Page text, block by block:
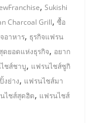
,Sukishi
Charcoal Grill,ซื้อ
อาหาร, ธุรกิจแฟรน
สุดยอดแห่งธุรกิจ, อยาก
ชส์ชาบู, แฟรนไชส์ซูกิ
งย่าง, แฟรนไชส์มา
ไชส์สุดฮิต, แฟรนไชส์